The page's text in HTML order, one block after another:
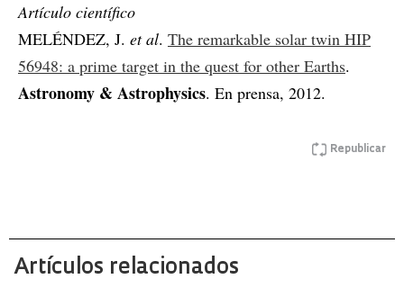
Artículo científico
MELÉNDEZ, J. et al. The remarkable solar twin HIP
56948: a prime target in the quest for other Earths.
Astronomy & Astrophysics. En prensa, 2012.
Republicar